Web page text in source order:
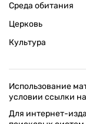
Среда обитания
Церковь
Культура
Использование
условии ссылки
Для интернет-